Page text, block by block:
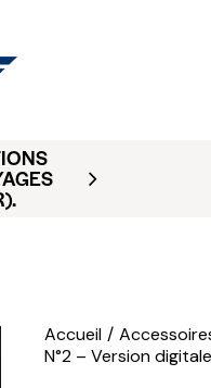
Accueil
N°2 – Version